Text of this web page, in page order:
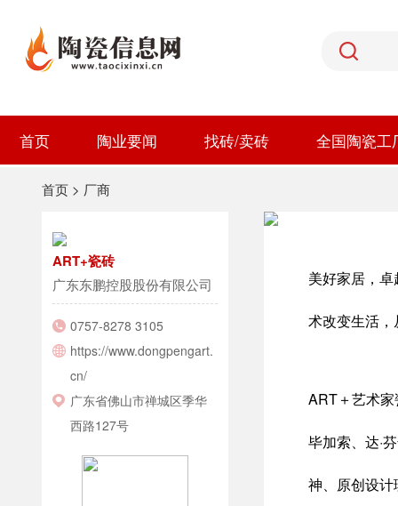
首页 陶业要闻 找砖/卖砖 全国陶瓷工
首页 > 厂商
ART+瓷砖
广东东鹏控股股份有限公司
0757-8278 3105
https://www.dongpengart.
cn/
广东省佛山市禅城区季华
西路127号
美好家居，
术改变生活，
ART＋艺术
毕加索、达·
神、原创设